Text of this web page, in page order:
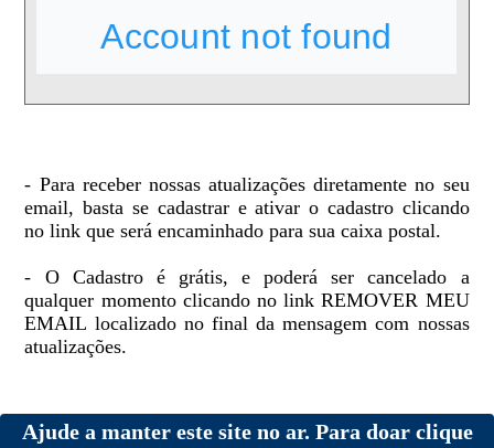
- Para receber nossas atualizações diretamente no seu
email, basta se cadastrar e ativar o cadastro clicando
no link que será encaminhado para sua caixa postal.
- O Cadastro é grátis, e poderá ser cancelado a
qualquer momento clicando no link REMOVER MEU
EMAIL localizado no final da mensagem com nossas
atualizações.
Ajude a manter este site no ar. Para doar clique